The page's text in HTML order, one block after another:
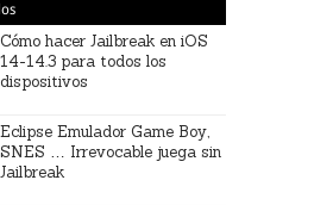
Cómo hacer Jailbreak en iOS
14-14.3 para todos los
dispositivos
Eclipse Emulador Game Boy,
SNES … Irrevocable juega sin
Jailbreak